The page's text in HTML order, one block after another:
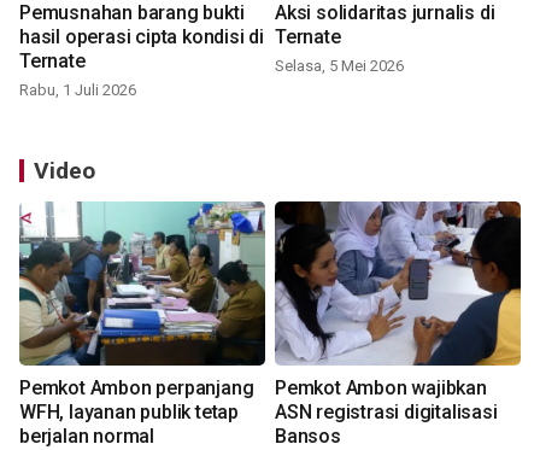
Pemusnahan barang bukti
hasil operasi cipta kondisi di
Ternate
Rabu, 1 Juli 2026
Aksi solidaritas jurnalis di
Ternate
Selasa, 5 Mei 2026
Video
Pemkot Ambon perpanjang
WFH, layanan publik tetap
berjalan normal
Pemkot Ambon wajibkan
ASN registrasi digitalisasi
Bansos